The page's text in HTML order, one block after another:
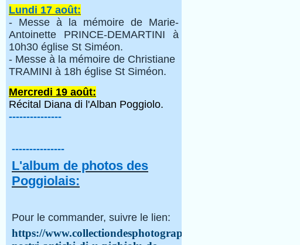
Lundi 17 août:
- Messe à la mémoire de Marie-
Antoinette PRINCE-DEMARTINI à
10h30 église St Siméon.
- Messe à la mémoire de Christiane
TRAMINI à 18h église St Siméon.
Mercredi 19 août:
Récital Diana di l'Alban Poggiolo.
---------------
---------------
L'album de photos des
Poggiolais:
Pour le commander, suivre le lien:
https://www.collectiondesphotographes.com/i-